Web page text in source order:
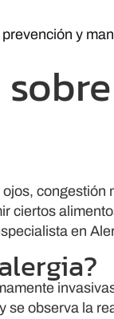
y
congestión
ciertos
en
se observa la